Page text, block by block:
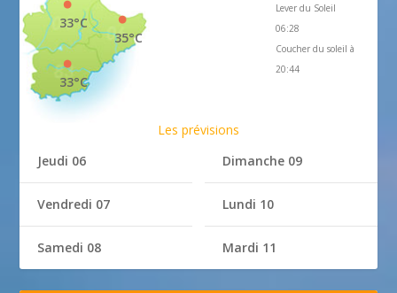
35°C
33°C
33°C
Lever du Soleil
06:28
Coucher du soleil à
20:44
Les prévisions
Jeudi 06
Vendredi 07
Samedi 08
Dimanche 09
Lundi 10
Mardi 11